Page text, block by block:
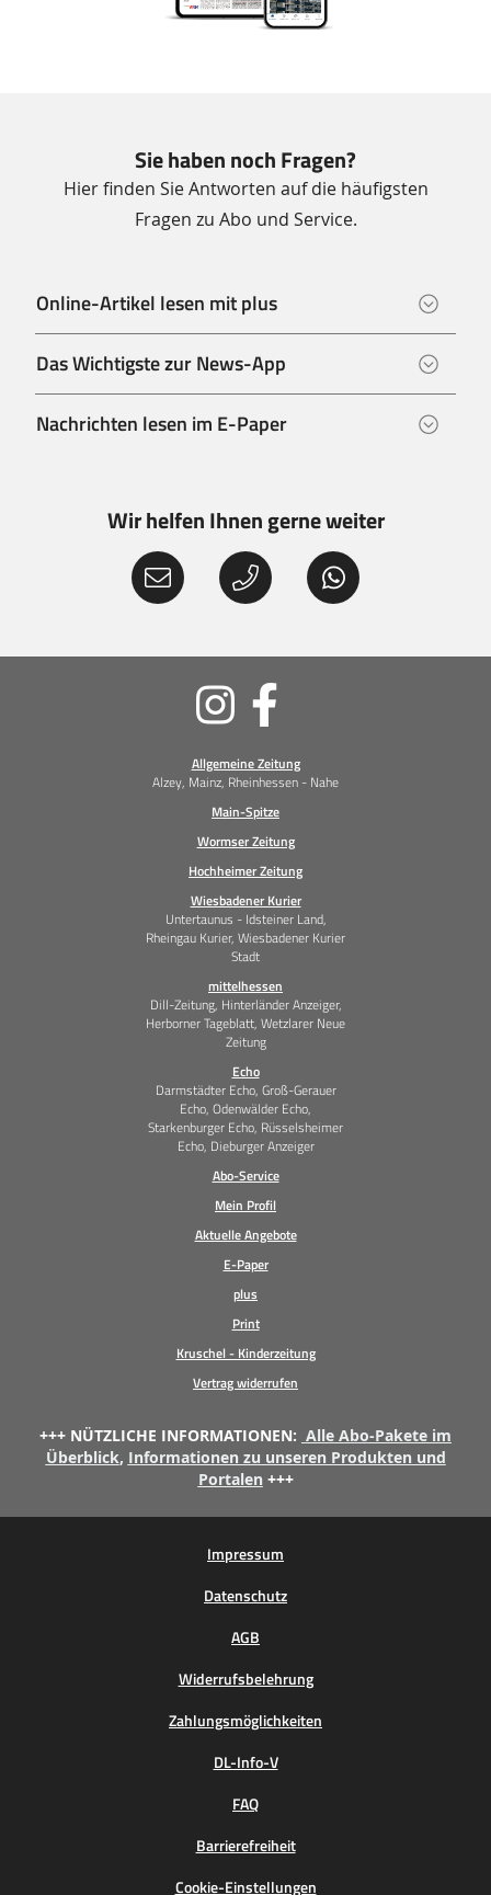
Sie haben noch Fragen?
Hier finden Sie Antworten auf die häufigsten
Fragen zu Abo und Service.
Online-Artikel lesen mit plus
Das Wichtigste zur News-App
Nachrichten lesen im E-Paper
Wir helfen Ihnen gerne weiter
Allgemeine Zeitung
Alzey, Mainz, Rheinhessen - Nahe
Main-Spitze
Wormser Zeitung
Hochheimer Zeitung
Wiesbadener Kurier
Untertaunus - Idsteiner Land,
Rheingau Kurier, Wiesbadener Kurier
Stadt
mittelhessen
Dill-Zeitung, Hinterländer Anzeiger,
Herborner Tageblatt, Wetzlarer Neue
Zeitung
Echo
Darmstädter Echo, Groß-Gerauer
Echo, Odenwälder Echo,
Starkenburger Echo, Rüsselsheimer
Echo, Dieburger Anzeiger
Abo-Service
Mein Profil
Aktuelle Angebote
E-Paper
plus
Print
Kruschel - Kinderzeitung
Vertrag widerrufen
Soziale
Medien
+++ NÜTZLICHE INFORMATIONEN: Alle Abo-Pakete im
Überblick, Informationen zu unseren Produkten und
Portalen +++
Impressum
Datenschutz
AGB
Widerrufsbelehrung
Zahlungsmöglichkeiten
DL-Info-V
FAQ
Barrierefreiheit
Cookie-Einstellungen